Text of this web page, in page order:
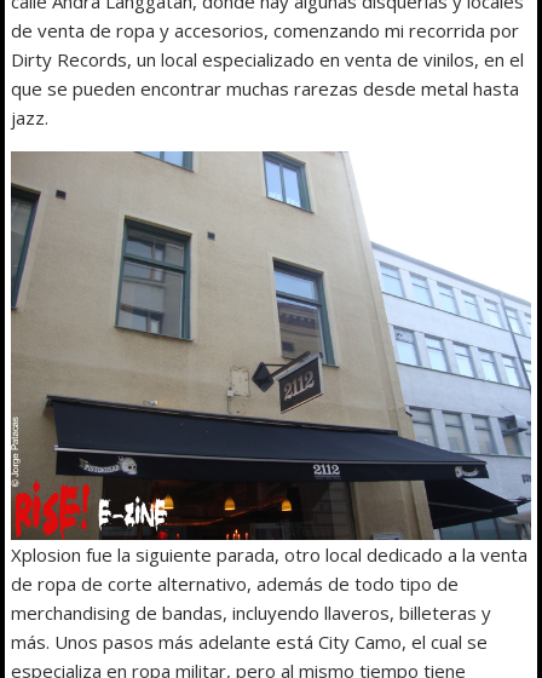
de venta de ropa y accesorios, comenzando mi recorrida por
Dirty Records, un local especializado en venta de vinilos, en el
que se pueden encontrar muchas rarezas desde metal hasta
jazz.
Xplosion fue la siguiente parada, otro local dedicado a la venta
de ropa de corte alternativo, además de todo tipo de
merchandising de bandas, incluyendo llaveros, billeteras y
más. Unos pasos más adelante está City Camo, el cual se
especializa en ropa militar, pero al mismo tiempo tiene